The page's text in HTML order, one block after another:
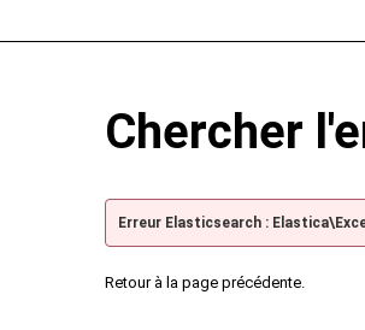
Chercher
Erreur Elasticsearch :
Retour à la page précédente.